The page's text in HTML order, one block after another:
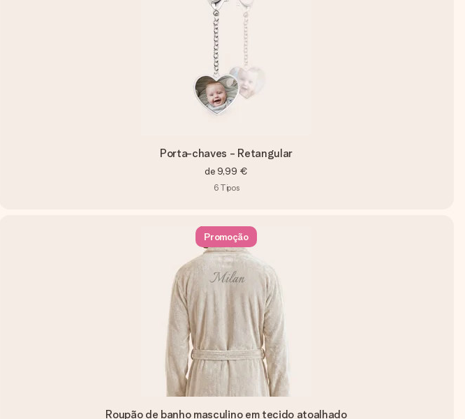
Porta-chaves - Retangular
de 9,99 €
6 Tipos
Promoção
Roupão de banho masculino em tecido atoalhado